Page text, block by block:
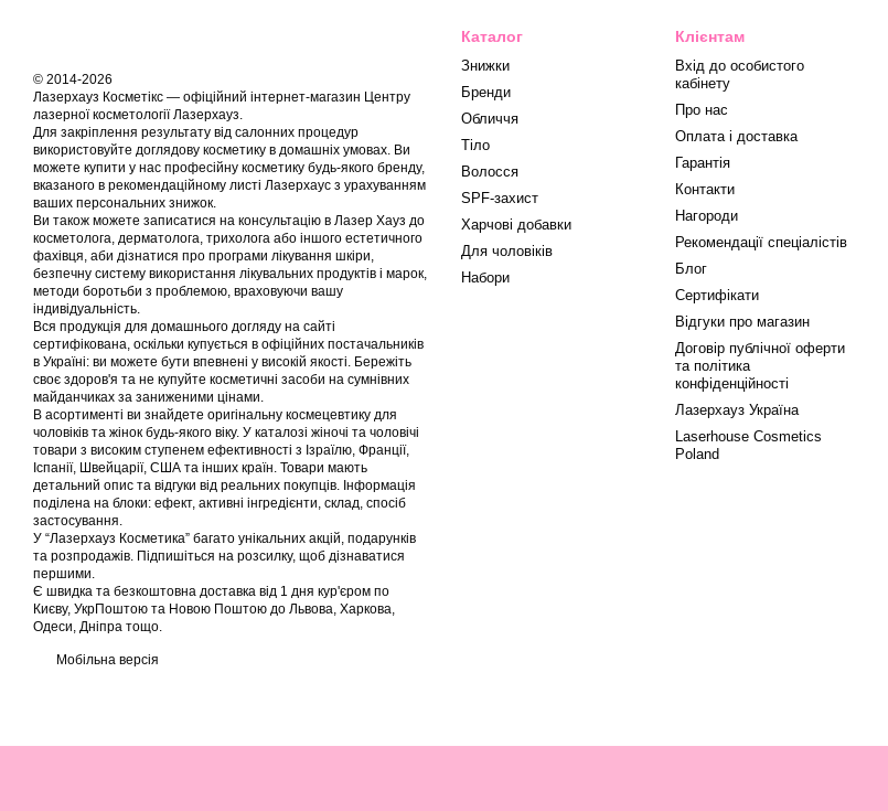
© 2014-2026
Лазерхауз Косметікс — офіційний інтернет-магазин Центру
лазерної косметології Лазерхауз.
Для закріплення результату від салонних процедур
використовуйте доглядову косметику в домашніх умовах. Ви
можете купити у нас професійну косметику будь-якого бренду,
вказаного в рекомендаційному листі Лазерхаус з урахуванням
ваших персональних знижок.
Ви також можете записатися на консультацію в Лазер Хауз до
косметолога, дерматолога, трихолога або іншого естетичного
фахівця, аби дізнатися про програми лікування шкіри,
безпечну систему використання лікувальних продуктів і марок,
методи боротьби з проблемою, враховуючи вашу
індивідуальність.
Вся продукція для домашнього догляду на сайті
сертифікована, оскільки купується в офіційних постачальників
в Україні: ви можете бути впевнені у високій якості. Бережіть
своє здоров'я та не купуйте косметичні засоби на сумнівних
майданчиках за заниженими цінами.
В асортименті ви знайдете оригінальну космецевтику для
чоловіків та жінок будь-якого віку. У каталозі жіночі та чоловічі
товари з високим ступенем ефективності з Ізраїлю, Франції,
Іспанії, Швейцарії, США та інших країн. Товари мають
детальний опис та відгуки від реальних покупців. Інформація
поділена на блоки: ефект, активні інгредієнти, склад, спосіб
застосування.
У “Лазерхауз Косметика” багато унікальних акцій, подарунків
та розпродажів. Підпишіться на розсилку, щоб дізнаватися
першими.
Є швидка та безкоштовна доставка від 1 дня кур'єром по
Києву, УкрПоштою та Новою Поштою до Львова, Харкова,
Одеси, Дніпра тощо.
Мобільна версія
Каталог
Знижки
Бренди
Обличчя
Тіло
Волосся
SPF-захист
Харчові добавки
Для чоловіків
Набори
Клієнтам
Вхід до особистого
кабінету
Про нас
Оплата і доставка
Гарантія
Контакти
Нагороди
Рекомендації спеціалістів
Блог
Сертифікати
Відгуки про магазин
Договір публічної оферти
та політика
конфіденційності
Лазерхауз Україна
Laserhouse Cosmetics
Poland